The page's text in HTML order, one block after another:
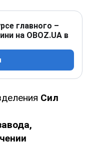
главного –
на OBOZ.UA в
Сил